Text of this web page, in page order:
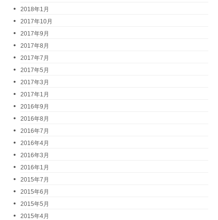
2018年1月
2017年10月
2017年9月
2017年8月
2017年7月
2017年5月
2017年3月
2017年1月
2016年9月
2016年8月
2016年7月
2016年4月
2016年3月
2016年1月
2015年7月
2015年6月
2015年5月
2015年4月